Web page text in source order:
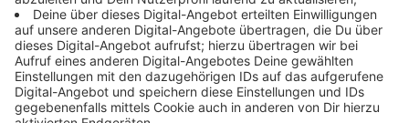
Großveranstaltungen sollen bis 31.
Dezember verboten werden - Ausnahmen
möglich